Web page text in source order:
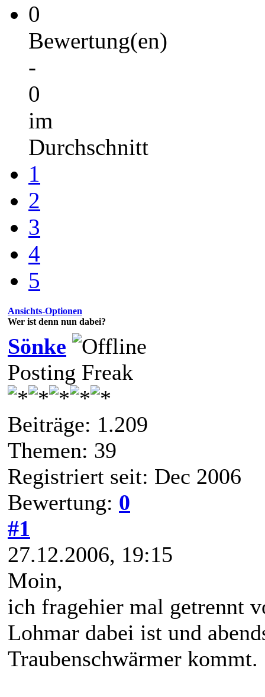
0
Bewertung(en)
-
0
im
Durchschnitt
1
2
3
4
5
Ansichts-Optionen
Wer ist denn nun dabei?
Sönke
Posting Freak
Beiträge: 1.209
Themen: 39
Registriert seit: Dec 2006
Bewertung: 0
#1
27.12.2006, 19:15
Moin,
ich fragehier mal getrennt
Lohmar dabei ist und
Traubenschwärmer kommt.